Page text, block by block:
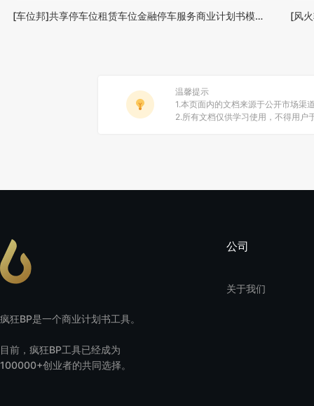
[车位邦]共享停车位租赁车位金融停车服务商业计划书模板范文 [风
温馨提示
1.本页面内的文档来源于公开市场渠
2.所有文档仅供学习使用，不得用户
疯狂BP是一个商业计划书工具。
目前，疯狂BP工具已经成为
100000+创业者的共同选择。
公司
关于我们